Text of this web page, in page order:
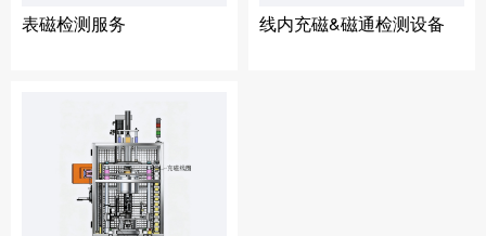
表磁检测服务 线内充磁&磁通检测设备